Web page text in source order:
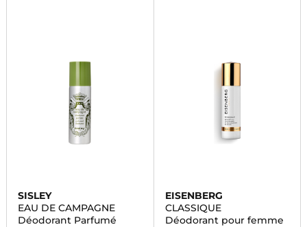
SISLEY
EAU DE CAMPAGNE
Déodorant Parfumé
EISENBERG
CLASSIQUE
Déodorant pour femme